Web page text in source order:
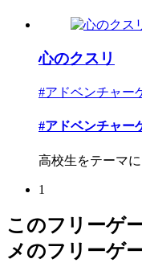
心のクスリ
#アドベンチャー
#アドベンチャー
高校生をテーマ
1
このフリーゲ
メのフリーゲ